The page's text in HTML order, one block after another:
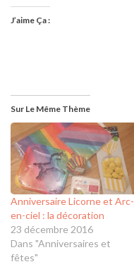
J’aime Ça :
Sur Le Même Thème
Anniversaire Licorne et Arc-
en-ciel : la décoration
23 décembre 2016
Dans "Anniversaires et
fêtes"